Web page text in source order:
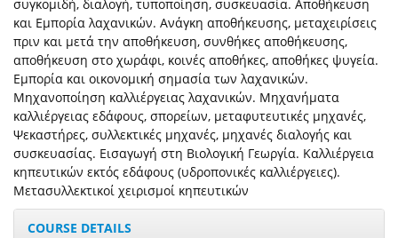
συγκομιδή, διαλογή, τυποποίηση, συσκευασία. Αποθήκευση
και Eμπορία λαχανικών. Ανάγκη αποθήκευσης, μεταχειρίσεις
πριν και μετά την αποθήκευση, συνθήκες αποθήκευσης,
αποθήκευση στο χωράφι, κοινές αποθήκες, αποθήκες ψυγεία.
Eμπορία και οικονομική σημασία των λαχανικών.
Μηχανοποίηση καλλιέργειας λαχανικών. Μηχανήματα
καλλιέργειας εδάφους, σπορείων, μεταφυτευτικές μηχανές,
Ψεκαστήρες, συλλεκτικές μηχανές, μηχανές διαλογής και
συσκευασίας. Εισαγωγή στη Βιολογική Γεωργία. Καλλιέργεια
κηπευτικών εκτός εδάφους (υδροπονικές καλλιέργειες).
Μετασυλλεκτικοί χειρισμοί κηπευτικών
COURSE DETAILS